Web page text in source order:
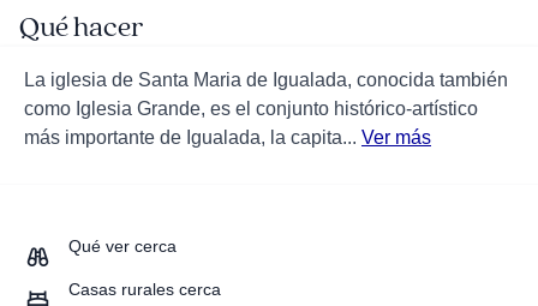
Qué hacer
La iglesia de Santa Maria de Igualada, conocida también
como Iglesia Grande, es el conjunto histórico-artístico
más importante de Igualada, la capita... Ver más
Qué ver cerca
Casas rurales cerca